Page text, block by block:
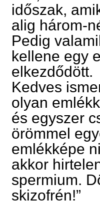
időszak,
alig három-
Pedig
kellene egy
elkezdődött.
Kedves
olyan
és egyszer
örömmel
emlékképe
akkor
spermium.
skizofrén!”